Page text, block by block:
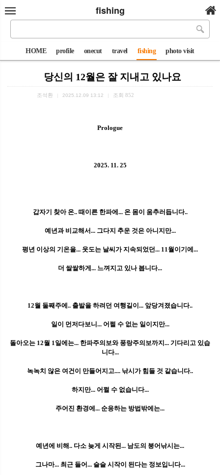
fishing
HOME profile onecut travel fishing photo visit
당신의 12월은 잘 지내고 있나요
조석환 2025.12.09 13:12 조회 852
Prologue
2025. 11. 25
갑자기 찾아 온.. 때이른 한파에... 온 몸이 움추러듭니다..
예년과 비교해서... 그다지 추운 것은 아니지만...
평년 이상의 기온을... 웃도는 날씨가 지속되었던... 11월이기에...
더 쌀쌀하게... 느껴지고 있나 봅니다...
12월 둘째주에.. 출발을 하려던 여행길이... 앞당겨졌습니다..
일이 먼저다보니... 어쩔 수 없는 일이지만...
돌아오는 12월 1일에는... 한파주의보와 풍랑주의보까지... 기다리고 있습
니다...
녹녹치 않은 여건이 만들어지고.... 낚시가 힘들 것 같습니다..
하지만... 어쩔 수 없습니다...
주어진 환경에... 순응하는 방법밖에는...
예년에 비해.. 다소 늦게 시작된... 남도의 붕어낚시는...
그나마... 최근 들어... 슬슬 시작이 된다는 정보입니다...